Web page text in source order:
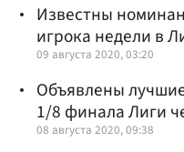
Известны
игрока недели в
09 августа 2020, 03:20
Объявлены
1/8 финала Лиги
08 августа 2020, 09:38